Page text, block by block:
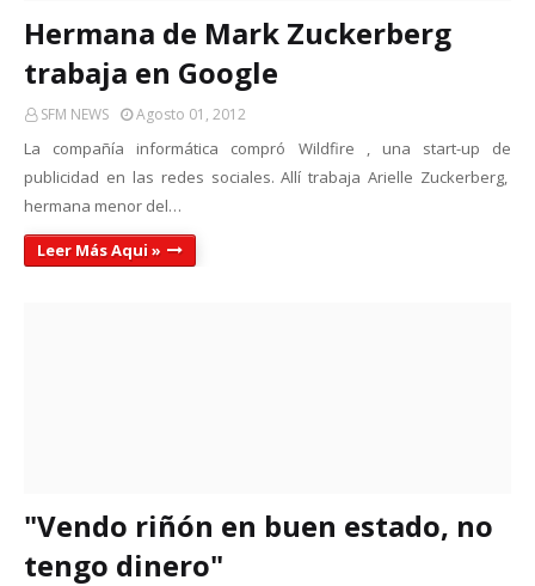
Hermana de Mark Zuckerberg
trabaja en Google
SFM NEWS Agosto 01, 2012
La compañía informática compró Wildfire , una start-up de
publicidad en las redes sociales. Allí trabaja Arielle Zuckerberg,
hermana menor del…
Leer Más Aqui »
"Vendo riñón en buen estado, no
tengo dinero"